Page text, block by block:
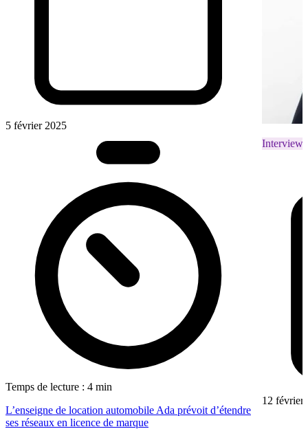
5 février 2025
Temps de lecture : 4 min
L’enseigne de location automobile Ada prévoit d’étendre
ses réseaux en licence de marque
Interviews
12 février